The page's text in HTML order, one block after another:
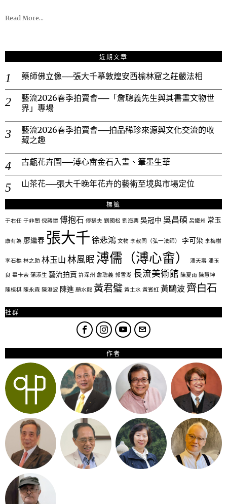
Read More…
近期文章
藥師佛立像──張大千摹敦煌安西榆林窟之莊嚴法相
藝流2026春季拍賣會──「詹聰義先生與其書畫文物世
界」專場
藝流2026春季拍賣會──拍品稀珍來源與文化交流的收
藏之趣
古甗花卉圖──溥心畬金石入畫、筆墨生華
山茶花──張大千晚年花卉的藝術至境與市場定位
標籤
于右任于非闇 倪蔣懷 傅抱石 傅狷夫 劉國松 劉海栗 吳冠中 吳昌碩 呂鐵州 常玉
康有為 廖繼春 張大千徐悲鴻文物 李叔同（弘一法師） 李可染李梅樹
李石樵林之助 林玉山林風眠溥儒（溥心畬） 潘天壽潘玉
良 畢卡索 蒲添生 藝流拍賣 許深州 詹聰義 郭雪湖 長流美術館 陳夏雨 陳慧坤
陳植棋陳永森 陳澄波 陳進 顏水龍 黃君璧黃土水 黃賓虹 黃鷗波 齊白石
社群
作者